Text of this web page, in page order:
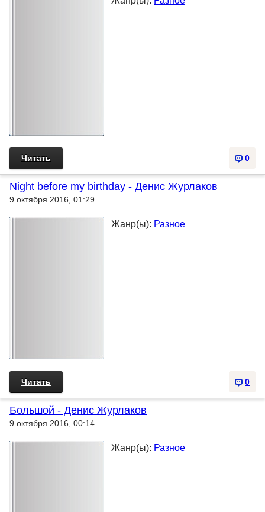
0
Читать
Night before my birthday - Денис Журлаков
9 октября 2016, 01:29
Жанр(ы): Разное
0
Читать
Большой - Денис Журлаков
9 октября 2016, 00:14
Жанр(ы): Разное